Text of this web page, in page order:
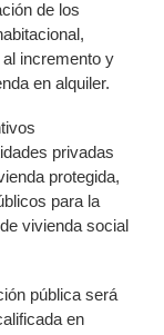
de los
incremento y
en alquiler.
privadas
protegida,
para la
vivienda social
pública será
en